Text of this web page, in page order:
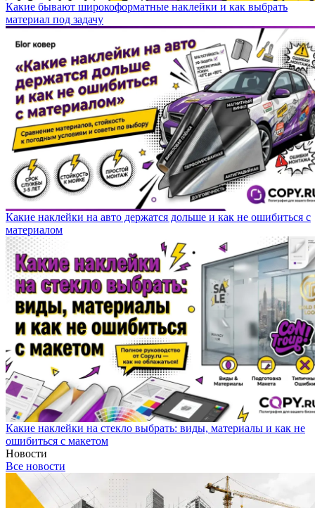
Какие бывают широкоформатные наклейки и как выбрать
материал под задачу
Какие наклейки на авто держатся дольше и как не ошибиться с
материалом
Какие наклейки на стекло выбрать: виды, материалы и как не
ошибиться с макетом
Новости
Все новости